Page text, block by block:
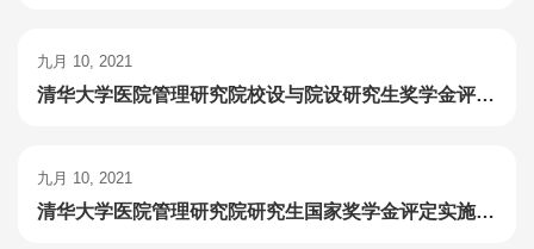
九月 10, 2021
清华大学医院管理研究院校设与院设研究生奖学金评定实施方案
九月 10, 2021
清华大学医院管理研究院研究生国家奖学金评定实施方案